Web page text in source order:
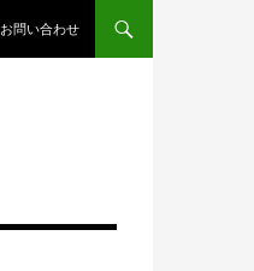
お問い合わせ